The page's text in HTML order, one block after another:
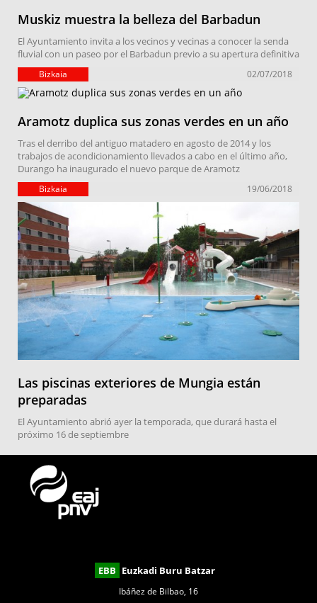
Muskiz muestra la belleza del Barbadun
El Ayuntamiento invita a los vecinos y vecinas a conocer la senda
fluvial con un paseo por el Barbadun previo a su apertura definitiva
Bizkaia 02/07/2018
Aramotz duplica sus zonas verdes en un año
Tras el derribo del antiguo matadero en agosto de 2014 y los
trabajos de acondicionamiento llevados a cabo en el último año,
Durango ha inaugurado el nuevo parque de Aramotz
Bizkaia 19/06/2018
Las piscinas exteriores de Mungia están
preparadas
El Ayuntamiento abrió ayer la temporada, que durará hasta el
próximo 16 de septiembre
EBB Euzkadi Buru Batzar
Ibáñez de Bilbao, 16